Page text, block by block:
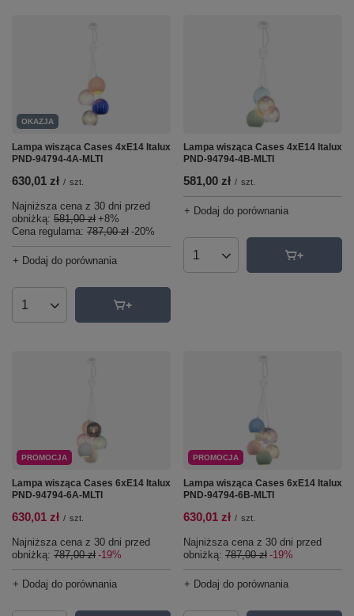
OKAZJA
Lampa wisząca Cases 4xE14 Italux
PND-94794-4A-MLTI
630,01 zł / szt.
Najniższa cena z 30 dni przed
obniżką: 581,00 zł +8%
Cena regularna: 787,00 zł -20%
+ Dodaj do porównania
Ilość produktów
Lampa wisząca Cases 4xE14 Italux
PND-94794-4B-MLTI
581,00 zł / szt.
+ Dodaj do porównania
Ilość produktów
PROMOCJA
Lampa wisząca Cases 6xE14 Italux
PND-94794-6A-MLTI
630,01 zł / szt.
Najniższa cena z 30 dni przed
obniżką: 787,00 zł -19%
+ Dodaj do porównania
PROMOCJA
Lampa wisząca Cases 6xE14 Italux
PND-94794-6B-MLTI
630,01 zł / szt.
Najniższa cena z 30 dni przed
obniżką: 787,00 zł -19%
+ Dodaj do porównania